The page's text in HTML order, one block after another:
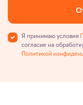
Я принимаю условия
согласие на
Политикой